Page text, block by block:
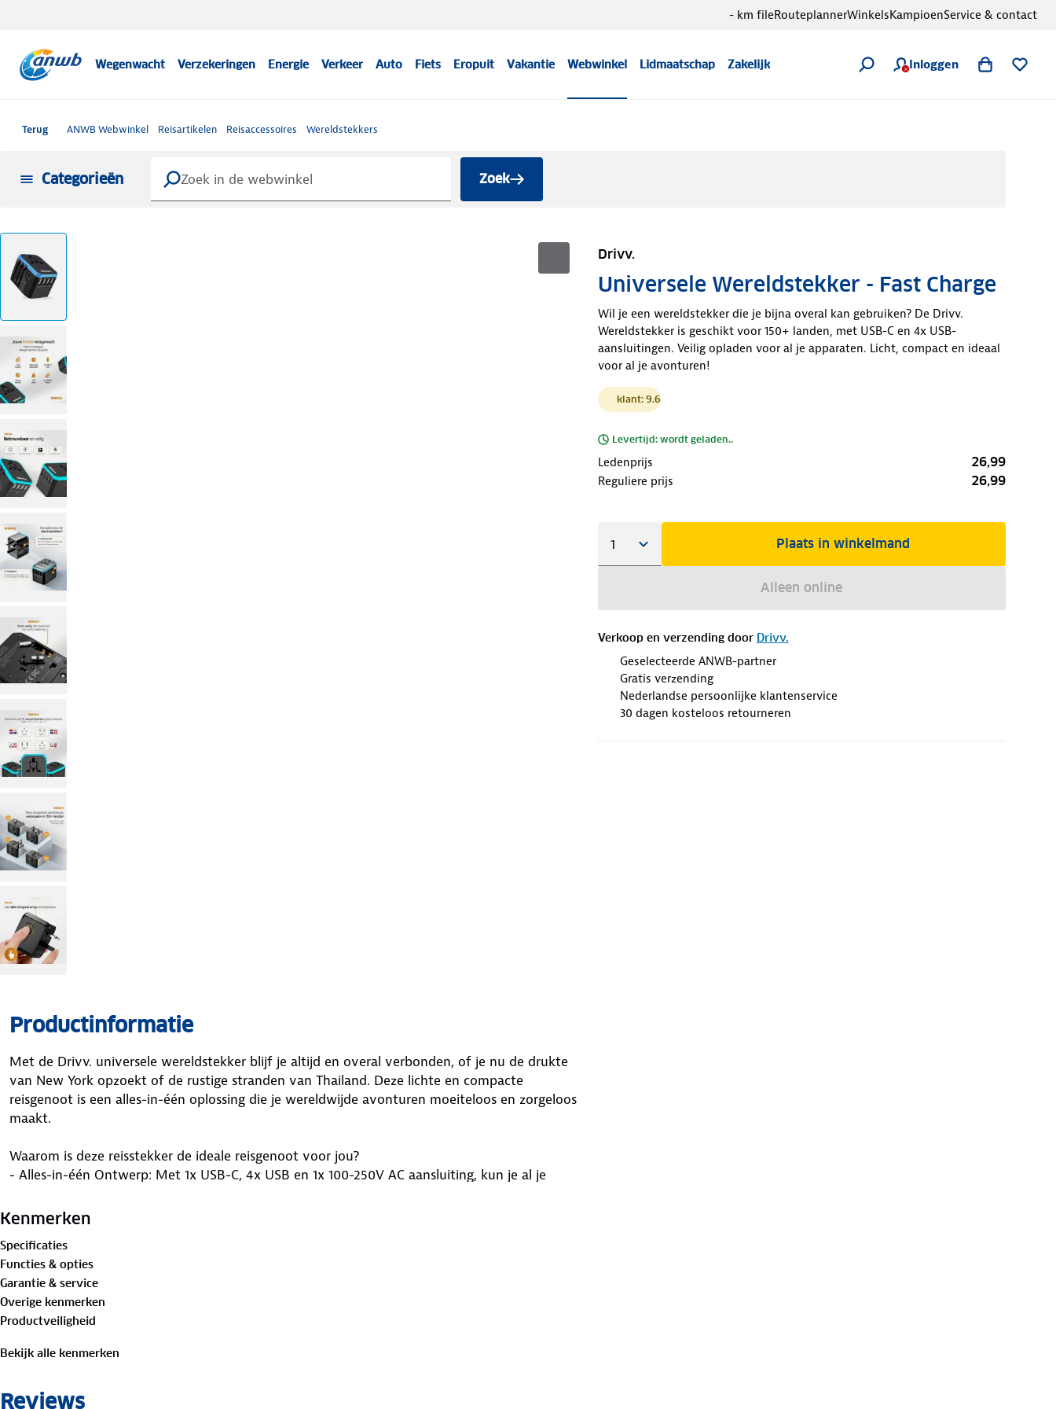
Wegenwacht Verzekeringen Energie Verkeer Auto Fiets Eropuit Vakantie Webwinkel Lidmaatschap Zakelijk Inloggen
- km fileRouteplannerWinkelsKampioenService & contact
Terug ANWB Webwinkel Reisartikelen Reisaccessoires Wereldstekkers
Categorieën Zoek
Drivv.
Universele Wereldstekker - Fast Charge
Wil je een wereldstekker die je bijna overal kan gebruiken? De Drivv.
Wereldstekker is geschikt voor 150+ landen, met USB-C en 4x USB-
aansluitingen. Veilig opladen voor al je apparaten. Licht, compact en ideaal
voor al je avonturen!
klant: 9.6
Levertijd: wordt geladen..
Ledenprijs 26,99
Reguliere prijs 26,99
Plaats in winkelmand
Alleen online
Verkoop en verzending door Drivv.
Geselecteerde ANWB-partner
Gratis verzending
Nederlandse persoonlijke klantenservice
30 dagen kosteloos retourneren
Productinformatie
Met de Drivv. universele wereldstekker blijf je altijd en overal verbonden, of je nu de drukte
van New York opzoekt of de rustige stranden van Thailand. Deze lichte en compacte
reisgenoot is een alles-in-één oplossing die je wereldwijde avonturen moeiteloos en zorgeloos
maakt.
Waarom is deze reisstekker de ideale reisgenoot voor jou?
- Alles-in-één Ontwerp: Met 1x USB-C, 4x USB en 1x 100-250V AC aansluiting, kun je al je
- Wereldwijd bruikbaar: Deze stekker werkt in meer dan 150 landen, waaronder de USA, UK,
- Compact en licht: Met een gewicht van slechts 150 gram en een slim ontwerp, past deze
stekker moeiteloos in elke tas.
- Veilig en zorgeloos opladen: Met oververhittingsbescherming, kortsluitingsbeveiliging,
overspanningsbeveiliging en overstroombeveiliging, kun je met een gerust hart je apparaten
opladen.
- Krachtig en veelzijdig: Deze stekker kan alle elektrische apparaten tot 6A ondersteunen. Het
ondersteunt 110V tot 880W en 230V tot 1840W, waardoor het de perfecte reisgenoot is voor
- Gebruiksvriendelijk: Met de drukknopfunctie, kun je de stekker er gewoon uit drukken en
Kenmerken
Specificaties
Functies & opties
Garantie & service
Overige kenmerken
Productveiligheid
Bekijk alle kenmerken
Reviews